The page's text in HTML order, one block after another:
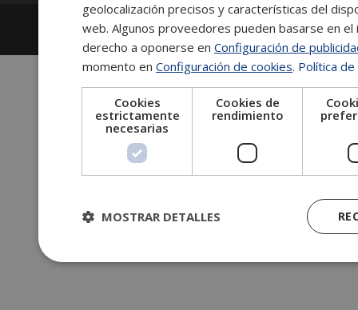
2026
Escuela de Posgrado de Salamanca
Información legal
Tablón de anuncios
geolocalización precisos y características del
web. Algunos proveedores pueden basarse en
derecho a oponerse en Configuración de
momento en Configuración de cookies. Política
Cookies
estrictamente
necesarias
Cookies de
rendimiento
MOSTRAR DETALLES